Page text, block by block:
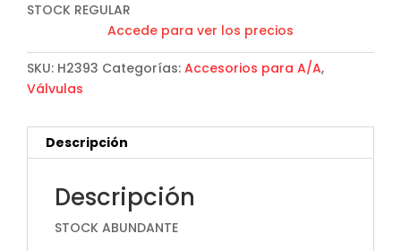
STOCK REGULAR
Accede para ver los precios
SKU: H2393 Categorías: Accesorios para A/A,
Válvulas
Descripción
Descripción
STOCK ABUNDANTE